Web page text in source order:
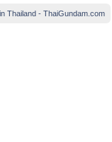
Thailand - ThaiGundam.com